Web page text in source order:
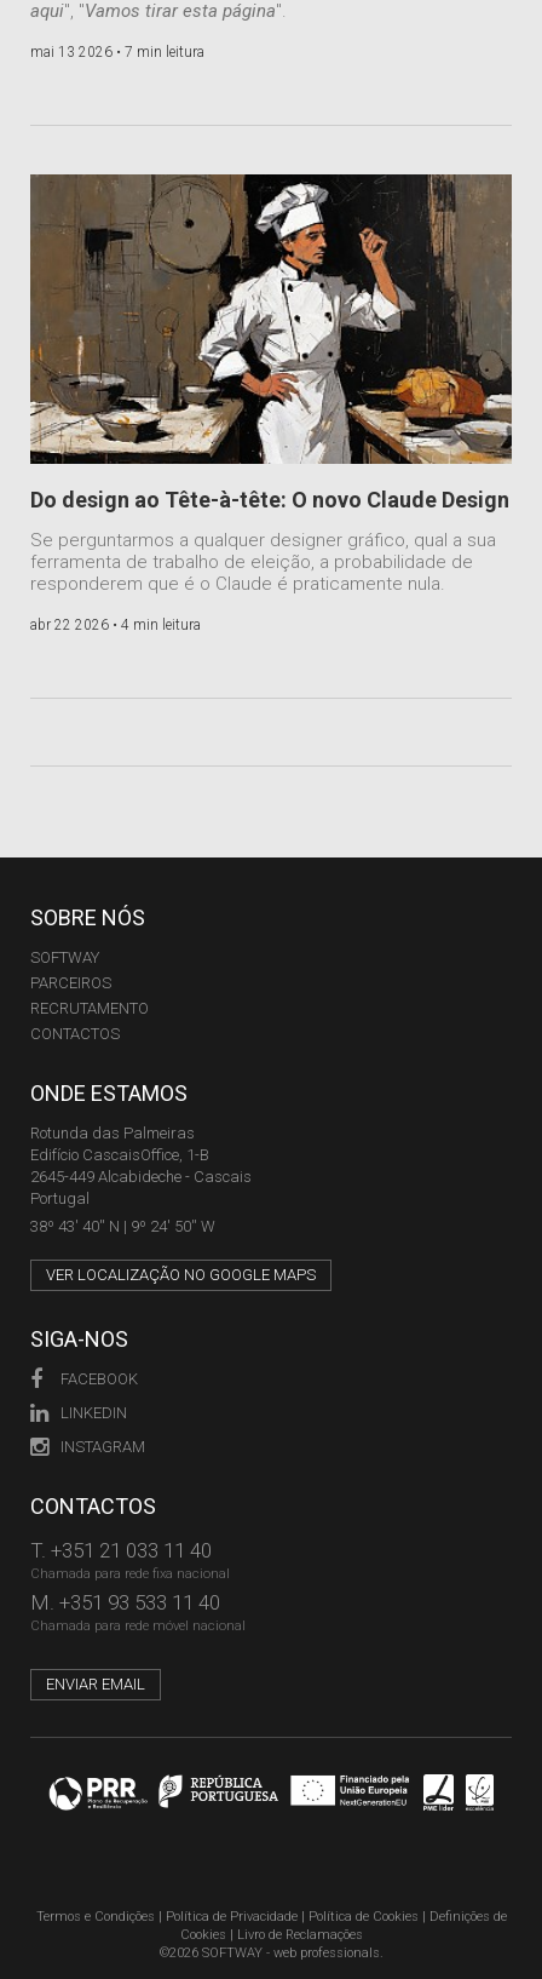
aqui", "Vamos tirar esta página".
mai 13 2026 • 7 min leitura
Do design ao Tête-à-tête: O novo Claude Design
Se perguntarmos a qualquer designer gráfico, qual a sua
ferramenta de trabalho de eleição, a probabilidade de
responderem que é o Claude é praticamente nula.
abr 22 2026 • 4 min leitura
SOBRE NÓS
SOFTWAY
PARCEIROS
RECRUTAMENTO
CONTACTOS
ONDE ESTAMOS
Rotunda das Palmeiras
Edifício CascaisOffice, 1-B
2645-449 Alcabideche - Cascais
Portugal
38º 43' 40'' N | 9º 24' 50'' W
VER LOCALIZAÇÃO NO GOOGLE MAPS
SIGA-NOS
FACEBOOK
LINKEDIN
INSTAGRAM
CONTACTOS
T. +351 21 033 11 40
Chamada para rede fixa nacional
M. +351 93 533 11 40
Chamada para rede móvel nacional
ENVIAR EMAIL
Termos e Condições | Política de Privacidade| Política de Cookies | Definições de
Cookies | Livro de Reclamações
©2026 SOFTWAY - web professionals.